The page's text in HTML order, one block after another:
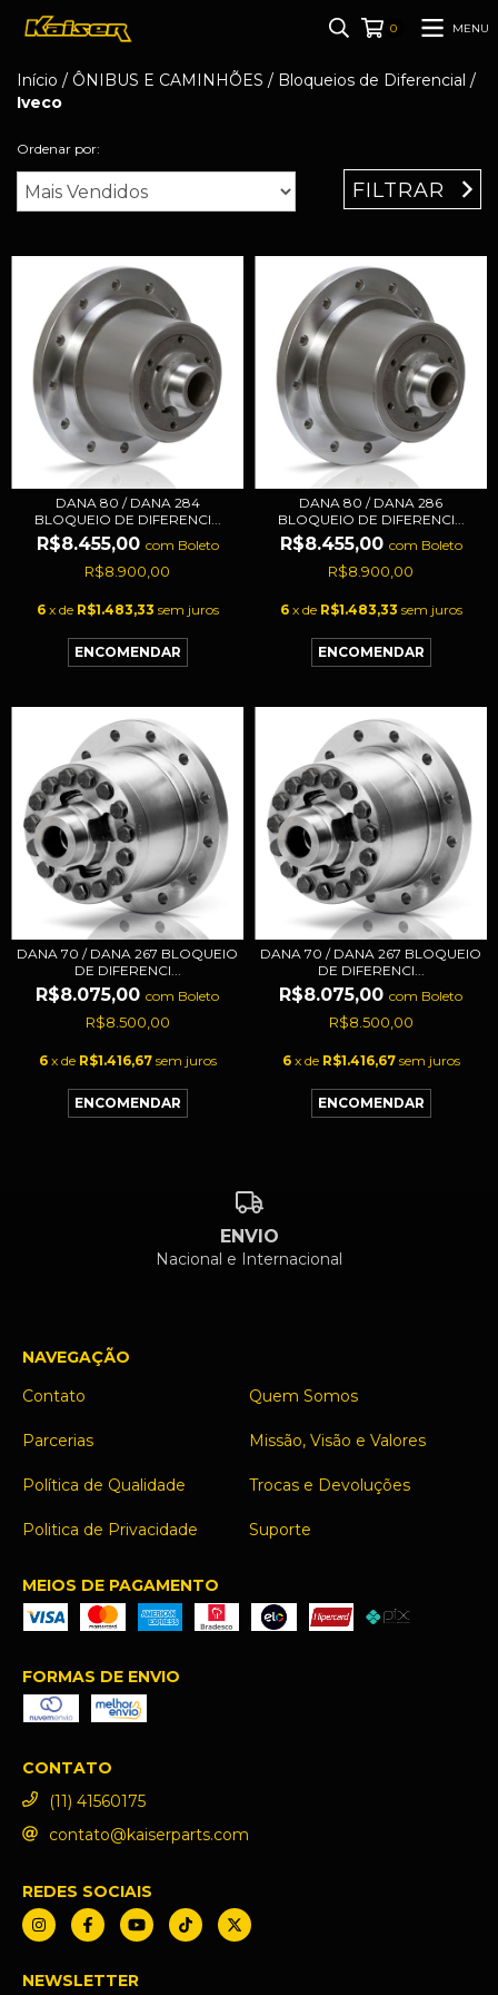
0 MENU
Início / ÔNIBUS E CAMINHÕES / Bloqueios de Diferencial /
Iveco
Ordenar por:
FILTRAR
DANA 80 / DANA 284
BLOQUEIO DE DIFERENCI...
R$8.455,00 com Boleto
R$8.900,00
6 x de R$1.483,33 sem juros
DANA 80 / DANA 286
BLOQUEIO DE DIFERENCI...
R$8.455,00 com Boleto
R$8.900,00
6 x de R$1.483,33 sem juros
DANA 70 / DANA 267 BLOQUEIO
DE DIFERENCI...
R$8.075,00 com Boleto
R$8.500,00
6 x de R$1.416,67 sem juros
DANA 70 / DANA 267 BLOQUEIO
DE DIFERENCI...
R$8.075,00 com Boleto
R$8.500,00
6 x de R$1.416,67 sem juros
ENVIO
Nacional e Internacional
NAVEGAÇÃO
Contato
Quem Somos
Parcerias Missão, Visão e Valores
Política de Qualidade Trocas e Devoluções
Politica de Privacidade Suporte
MEIOS DE PAGAMENTO
FORMAS DE ENVIO
CONTATO
(11) 41560175
contato@kaiserparts.com
REDES SOCIAIS
NEWSLETTER